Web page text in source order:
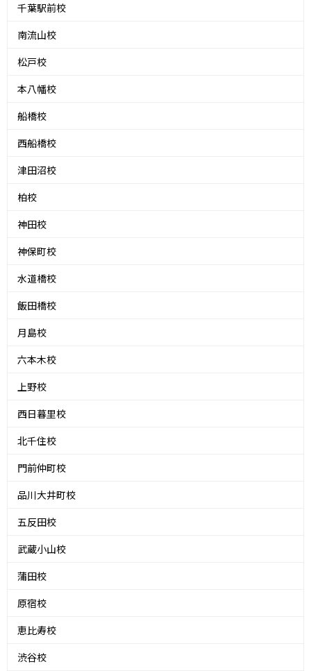
千葉駅前校
南流山校
松戸校
本八幡校
船橋校
西船橋校
津田沼校
柏校
神田校
神保町校
水道橋校
飯田橋校
月島校
六本木校
上野校
西日暮里校
北千住校
門前仲町校
品川大井町校
五反田校
武蔵小山校
蒲田校
原宿校
恵比寿校
渋谷校